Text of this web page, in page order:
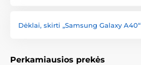
Dėklai, skirti „Samsung Galaxy A40“
Perkamiausios prekės